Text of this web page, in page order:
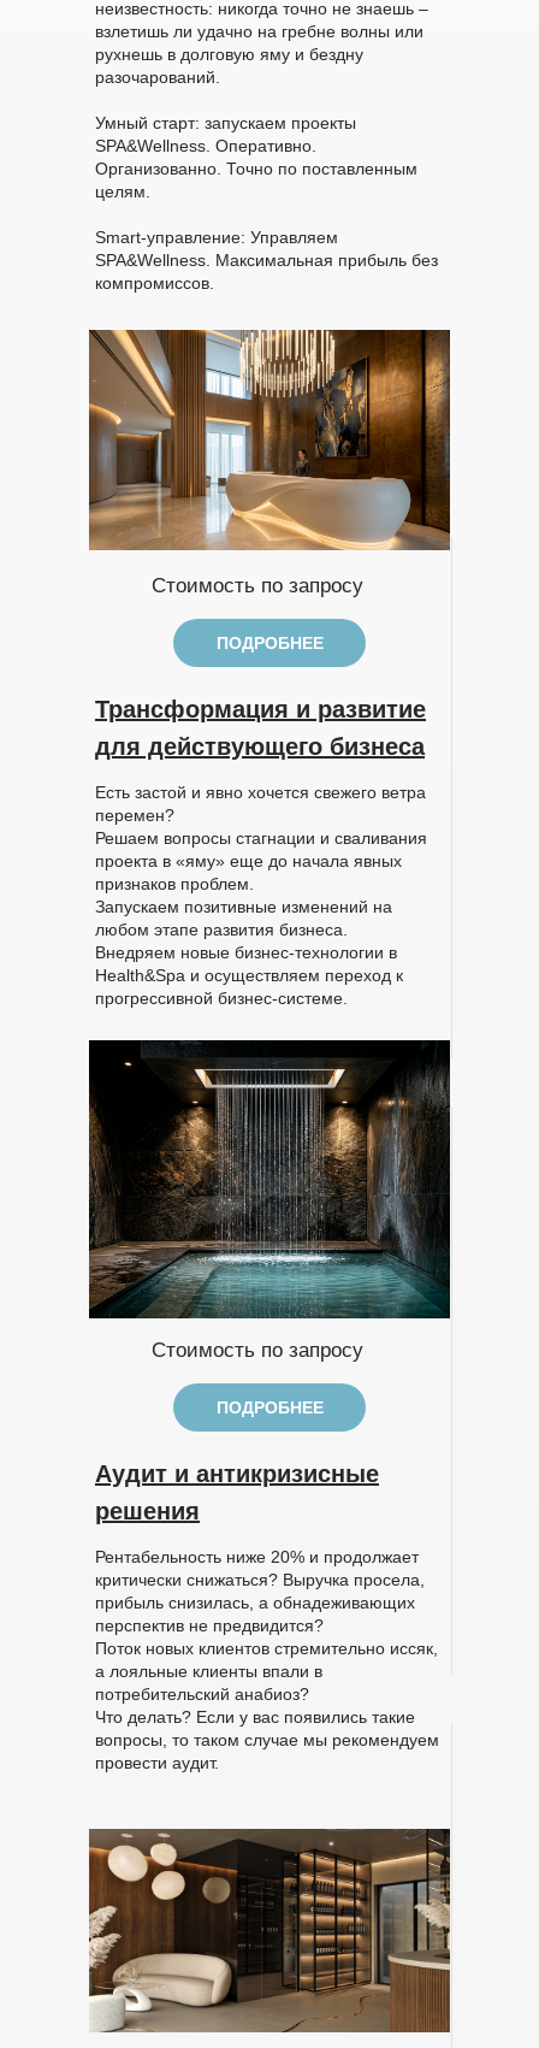
неизвестность: никогда точно не знаешь –
взлетишь ли удачно на гребне волны или
рухнешь в долговую яму и бездну
разочарований.
Умный старт: запускаем проекты
SPA&Wellness. Оперативно.
Организованно. Точно по поставленным
целям.
Smart-управление: Управляем
SPA&Wellness. Максимальная прибыль без
компромиссов.
Стоимость по запросу
ПОДРОБНЕЕ
Трансформация и развитие
для действующего бизнеса
Есть застой и явно хочется свежего ветра
перемен?
Решаем вопросы стагнации и сваливания
проекта в «яму» еще до начала явных
признаков проблем.
Запускаем позитивные изменений на
любом этапе развития бизнеса.
Внедряем новые бизнес-технологии в
Health&Spa и осуществляем переход к
прогрессивной бизнес-системе.
Стоимость по запросу
ПОДРОБНЕЕ
Аудит и антикризисные
решения
Рентабельность ниже 20% и продолжает
критически снижаться? Выручка просела,
прибыль снизилась, а обнадеживающих
перспектив не предвидится?
Поток новых клиентов стремительно иссяк,
а лояльные клиенты впали в
потребительский анабиоз?
Что делать? Если у вас появились такие
вопросы, то таком случае мы рекомендуем
провести аудит.